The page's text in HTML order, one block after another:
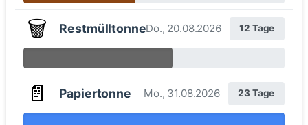
🗑️ RestmülltonneDo., 20.08.2026 12 Tage
📄 Papiertonne Mo., 31.08.2026 23 Tage